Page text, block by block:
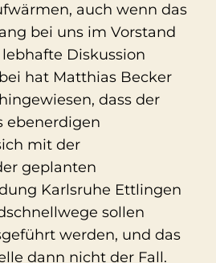
auch wenn das
bei uns im Vorstand
Diskussion
hat Matthias Becker
dass der
ebenerdigen
mit der
geplanten
Karlsruhe Ettlingen
sollen
werden, und das
dann nicht der Fall.